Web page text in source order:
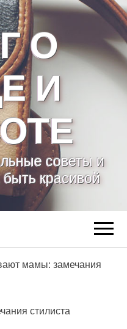
О
И
советы и
красивой
мамы: замечания